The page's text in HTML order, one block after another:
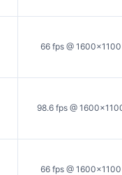
66 fps @ 1600×1100
98.6 fps @
66 fps @ 1600×1100